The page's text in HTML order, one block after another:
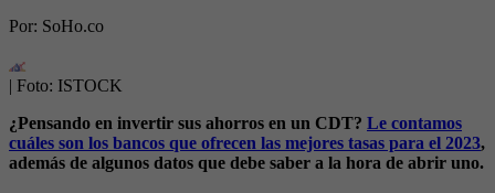
Por: SoHo.co
| Foto: ISTOCK
¿Pensando en invertir sus ahorros en un CDT? Le contamos
cuáles son los bancos que ofrecen las mejores tasas para el 2023,
además de algunos datos que debe saber a la hora de abrir uno.